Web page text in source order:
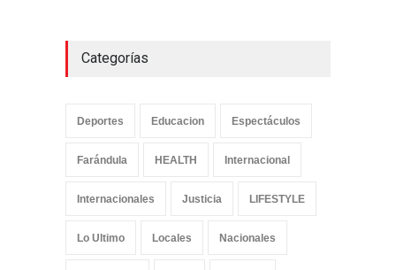
Categorías
Deportes Educacion Espectáculos
Farándula HEALTH Internacional
Internacionales Justicia LIFESTYLE
Lo Ultimo Locales Nacionales